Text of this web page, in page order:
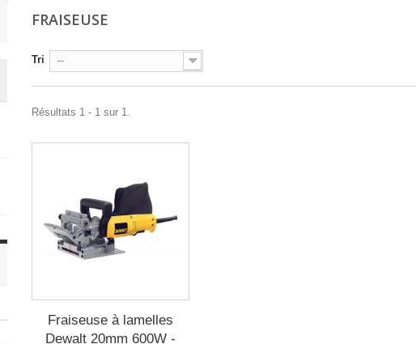
FRAISEUSE
Tri --
Résultats 1 - 1 sur 1.
Fraiseuse à lamelles
Dewalt 20mm 600W -